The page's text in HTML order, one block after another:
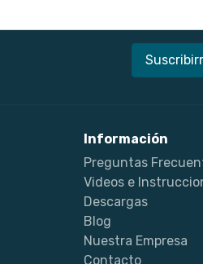
Información
Preguntas
Videos e
Descargas
Blog
Nuestra Empresa
Contacto